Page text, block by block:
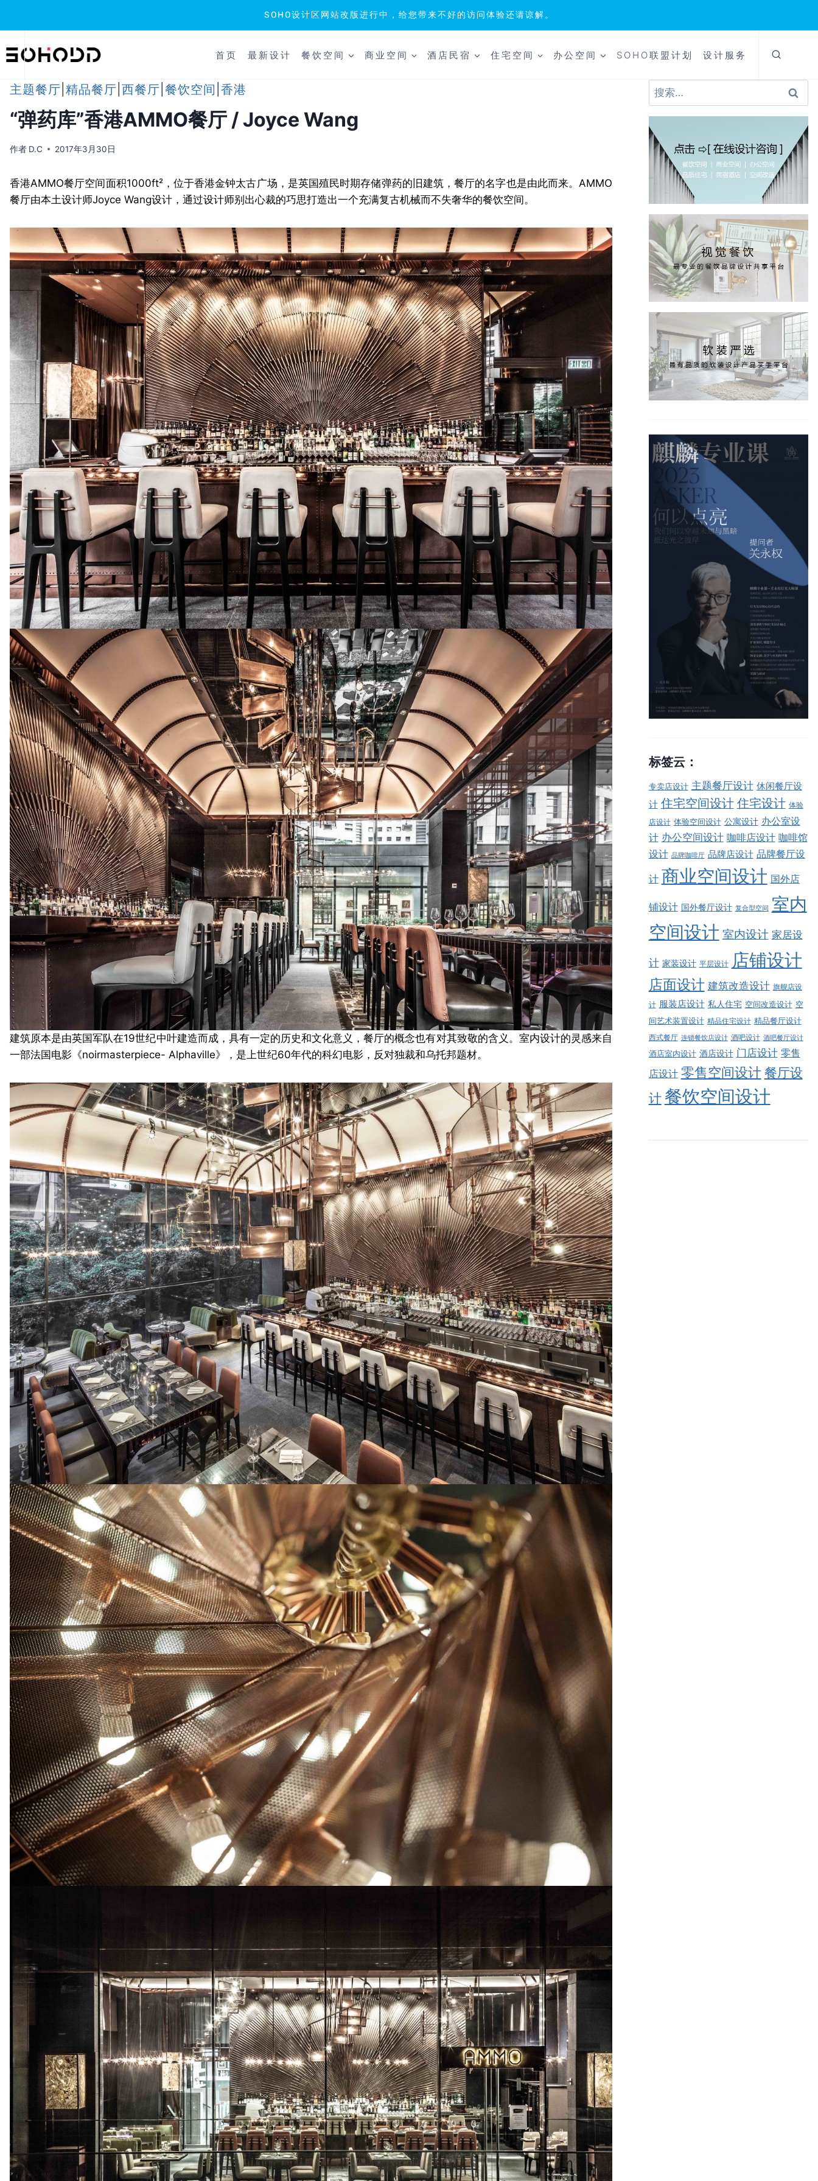
SOHO设计区网站改版进行中，给您带来不好的访问体验还请谅解。
到
首页 最新设计 餐饮空间 商业空间 酒店民宿 住宅空间 办公空间 SOHO联盟计划 设计服务
主题餐厅 精品餐厅 西餐厅 餐饮空间 香港
“弹药库”香港AMMO餐厅 / Joyce Wang
作者 D.C 2017年3月30日
香港AMMO餐厅空间面积1000ft²，位于香港金钟太古广场，是英国殖民时期存储弹药的旧建筑，餐厅的名字也是由此而来。AMMO
餐厅由本土设计师Joyce Wang设计，通过设计师别出心裁的巧思打造出一个充满复古机械而不失奢华的餐饮空间。
建筑原本是由英国军队在19世纪中叶建造而成，具有一定的历史和文化意义，餐厅的概念也有对其致敬的含义。室内设计的灵感来自
一部法国电影《noirmasterpiece- Alphaville》，是上世纪60年代的科幻电影，反对独裁和乌托邦题材。
搜
索：
标签云：
专卖店设计 主题餐厅设计 休闲餐厅设
计 住宅空间设计 住宅设计 体验
店设计 体验空间设计 公寓设计 办公室设
计 办公空间设计 咖啡店设计 咖啡馆
设计 品牌咖啡厅 品牌店设计 品牌餐厅设
计 商业空间设计 国外店
铺设计 国外餐厅设计 复合型空间
室内
空间设计 室内设计 家居设
计 家装设计 平层设计 店铺设计
店面设计 建筑改造设计 旗舰店设
计 服装店设计 私人住宅 空间改造设计 空
间艺术装置设计 精品住宅设计 精品餐厅设计
西式餐厅 连锁餐饮店设计 酒吧设计 酒吧餐厅设计
酒店室内设计 酒店设计 门店设计 零售
店设计 零售空间设计 餐厅设
计 餐饮空间设计